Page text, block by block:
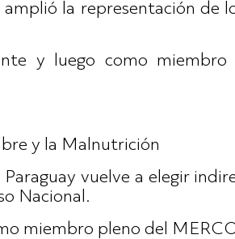
la representación de
y luego como miembro
y la Malnutrición
vuelve a elegir
Nacional.
miembro pleno del